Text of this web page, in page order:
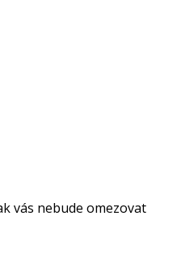
vás nebude omezovat